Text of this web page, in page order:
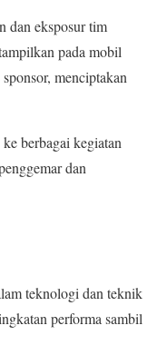
dan eksposur tim
pada mobil
menciptakan
berbagai kegiatan
dan
teknologi dan teknik
performa sambil